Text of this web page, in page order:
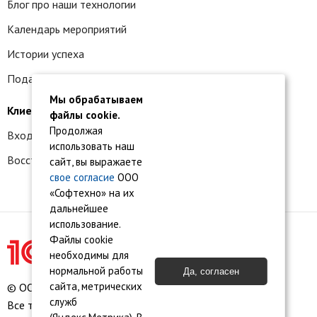
Блог про наши технологии
Календарь мероприятий
Истории успеха
Подать заявку на франшизу
Клиентам
Вход в личный кабинет
Восстановление доступа к сервису 1С:БО
© ООО «Софтехно» Все права защищены.
Все торговые марки являются собственностью их
Мы обрабатываем
файлы cookie.
Продолжая
использовать наш
сайт, вы выражаете
свое согласие ООО
«Софтехно» на их
дальнейшее
использование.
Файлы cookie
необходимы для
нормальной работы
сайта, метрических
служб
Да, согласен